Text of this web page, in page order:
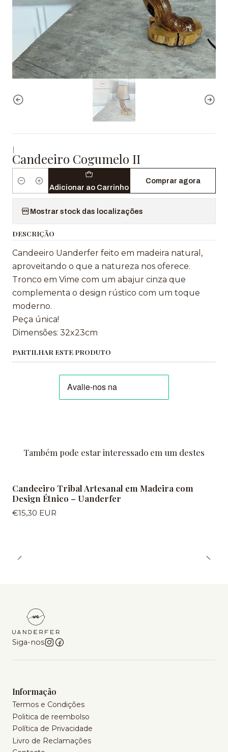
|
Candeeiro Cogumelo II
QuantidadeAdicionar ao Carrinho
Comprar agora
Mostrar stock das localizações
DESCRIÇÃO
Candeeiro Uanderfer feito em madeira natural,
aproveitando o que a natureza nos oferece.
Tronco em Vime com um abajur cinza que
complementa o design rústico com um toque
moderno.
Peça única!
Dimensões: 32x23cm
PARTILHAR ESTE PRODUTO
Também pode estar interessado em um destes
Candeeiro Tribal Artesanal em Madeira com
Design Étnico – Uanderfer
€15,30 EUR
Siga-nos
Informação
Termos e Condições
Politica de reembolso
Política de Privacidade
Livro de Reclamações